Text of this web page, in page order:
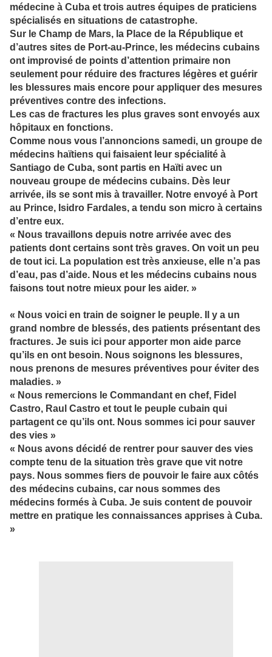
médecine à Cuba et trois autres équipes de praticiens
spécialisés en situations de catastrophe.
Sur le Champ de Mars, la Place de la République et
d’autres sites de Port-au-Prince, les médecins cubains
ont improvisé de points d’attention primaire non
seulement pour réduire des fractures légères et guérir
les blessures mais encore pour appliquer des mesures
préventives contre des infections.
Les cas de fractures les plus graves sont envoyés aux
hôpitaux en fonctions.
Comme nous vous l’annoncions samedi, un groupe de
médecins haïtiens qui faisaient leur spécialité à
Santiago de Cuba, sont partis en Haïti avec un
nouveau groupe de médecins cubains. Dès leur
arrivée, ils se sont mis à travailler. Notre envoyé à Port
au Prince, Isidro Fardales, a tendu son micro à certains
d’entre eux.
« Nous travaillons depuis notre arrivée avec des
patients dont certains sont très graves. On voit un peu
de tout ici. La population est très anxieuse, elle n’a pas
d’eau, pas d’aide. Nous et les médecins cubains nous
faisons tout notre mieux pour les aider. »
« Nous voici en train de soigner le peuple. Il y a un
grand nombre de blessés, des patients présentant des
fractures. Je suis ici pour apporter mon aide parce
qu’ils en ont besoin. Nous soignons les blessures,
nous prenons de mesures préventives pour éviter des
maladies. »
« Nous remercions le Commandant en chef, Fidel
Castro, Raul Castro et tout le peuple cubain qui
partagent ce qu’ils ont. Nous sommes ici pour sauver
des vies »
« Nous avons décidé de rentrer pour sauver des vies
compte tenu de la situation très grave que vit notre
pays. Nous sommes fiers de pouvoir le faire aux côtés
des médecins cubains, car nous sommes des
médecins formés à Cuba. Je suis content de pouvoir
mettre en pratique les connaissances apprises à Cuba.
»